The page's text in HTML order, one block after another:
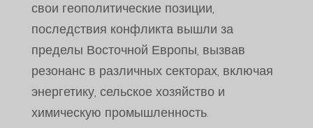
свои геополитические позиции,
последствия конфликта вышли за
пределы Восточной Европы, вызвав
резонанс в различных секторах, включая
энергетику, сельское хозяйство и
химическую промышленность.